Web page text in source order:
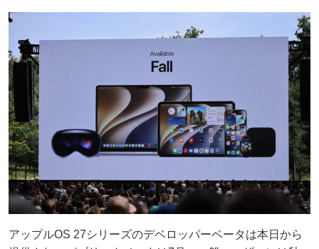
アップルOS 27シリーズのデベロッパーベータは本日から